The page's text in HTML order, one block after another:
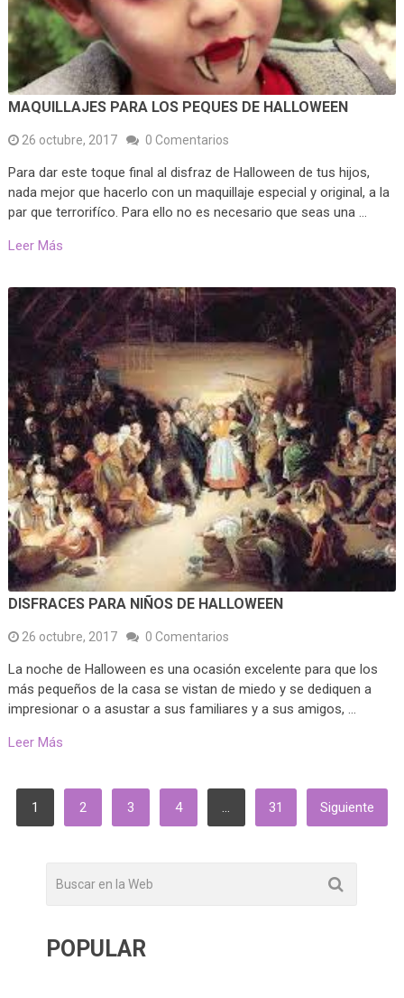
MAQUILLAJES PARA LOS PEQUES DE HALLOWEEN
26 octubre, 2017 0 Comentarios
Para dar este toque final al disfraz de Halloween de tus hijos,
nada mejor que hacerlo con un maquillaje especial y original, a la
par que terrorifíco. Para ello no es necesario que seas una …
Leer Más
DISFRACES PARA NIÑOS DE HALLOWEEN
26 octubre, 2017 0 Comentarios
La noche de Halloween es una ocasión excelente para que los
más pequeños de la casa se vistan de miedo y se dediquen a
impresionar o a asustar a sus familiares y a sus amigos, …
Leer Más
PAGINACIÓN
DE
1 2 3 4 … 31 Siguiente
POPULAR